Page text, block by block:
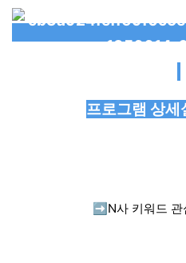
프로그램 상세
➡️ N사 키워드